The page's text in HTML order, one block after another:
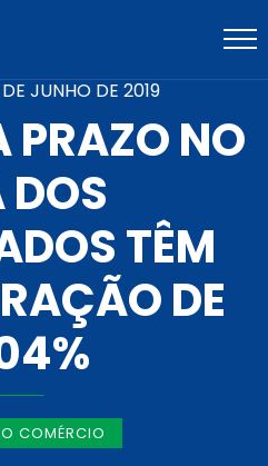
JUNHO DE 2019
PRAZO NO
DOS
TÊM
DE
COMÉRCIO